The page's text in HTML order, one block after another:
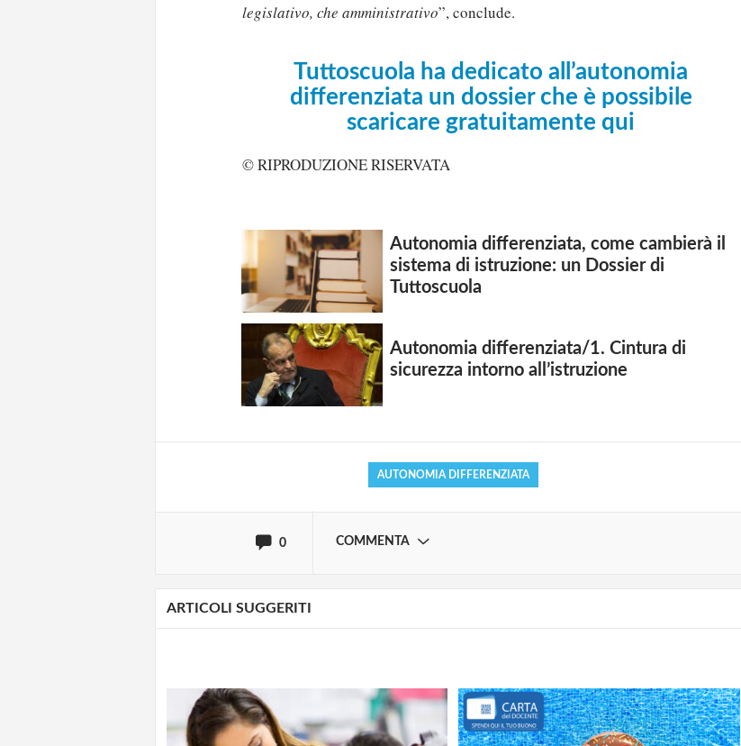
legislativo, che amministrativo”, conclude.
Tuttoscuola ha dedicato all’autonomia
differenziata un dossier che è possibile
scaricare gratuitamente qui
© RIPRODUZIONE RISERVATA
Autonomia differenziata, come cambierà il
sistema di istruzione: un Dossier di
Tuttoscuola
Autonomia differenziata/1. Cintura di
sicurezza intorno all’istruzione
AUTONOMIA DIFFERENZIATA
0 COMMENTA
Solo gli utenti registrati possono commentare!
Effettua il Login o
ARTICOLI SUGGERITI